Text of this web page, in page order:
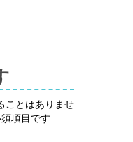
ことはありませ
項目です